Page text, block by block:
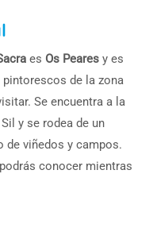
es Os Peares y es
de la zona
Se encuentra a la
y se rodea de un
de viñedos y campos.
conocer mientras